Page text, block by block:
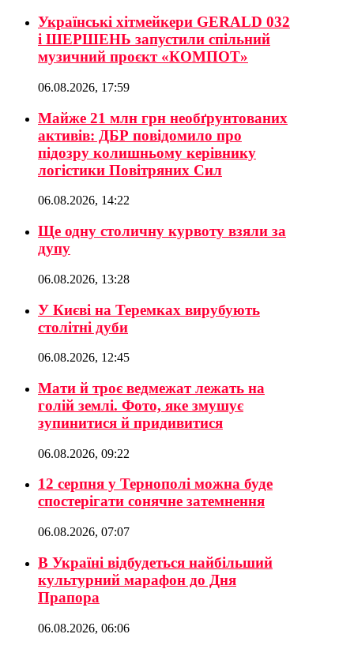
Українські хітмейкери GERALD 032
і ШЕРШЕНЬ запустили спільний
музичний проєкт «КОМПОТ»
06.08.2026, 17:59
Майже 21 млн грн необґрунтованих
активів: ДБР повідомило про
підозру колишньому керівнику
логістики Повітряних Сил
06.08.2026, 14:22
Ще одну столичну курвоту взяли за
дупу
06.08.2026, 13:28
У Києві на Теремках вирубують
столітні дуби
06.08.2026, 12:45
Мати й троє ведмежат лежать на
голій землі. Фото, яке змушує
зупинитися й придивитися
06.08.2026, 09:22
12 серпня у Тернополі можна буде
спостерігати сонячне затемнення
06.08.2026, 07:07
В Україні відбудеться найбільший
культурний марафон до Дня
Прапора
06.08.2026, 06:06